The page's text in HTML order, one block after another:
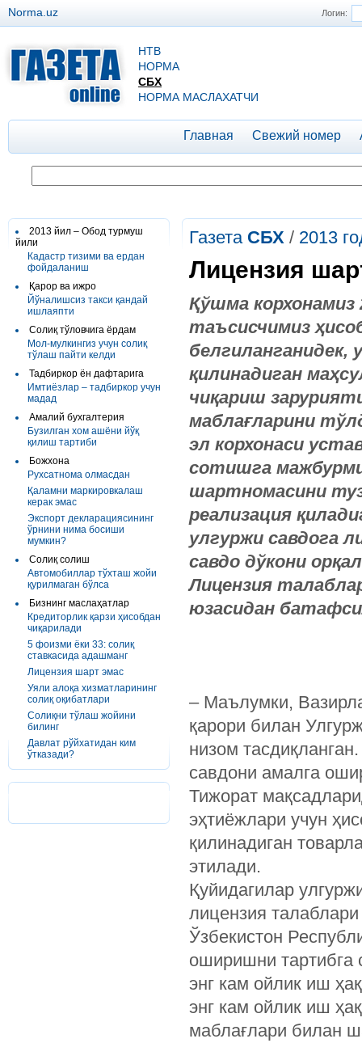
Логин:
Norma.uz
НТВ
НОРМА
СБХ
НОРМА МАСЛАХАТЧИ
Главная Свежий номер
2013 йил – Обод турмуш
йили
Кадастр тизими ва ердан
фойдаланиш
Қарор ва ижро
Йўналишсиз такси қандай
ишлаяпти
Солиқ тўловчига ёрдам
Мол-мулкингиз учун солиқ
тўлаш пайти келди
Тадбиркор ён дафтарига
Имтиёзлар – тадбиркор учун
мадад
Амалий бухгалтерия
Бузилган хом ашёни йўқ
қилиш тартиби
Божхона
Рухсатнома олмасдан
Қаламни маркировкалаш
керак эмас
Экспорт декларациясининг
ўрнини нима босиши
мумкин?
Солиқ солиш
Автомобиллар тўхташ жойи
қурилмаган бўлса
Бизнинг маслаҳатлар
Кредиторлик қарзи ҳисобдан
чиқарилади
5 фоизми ёки 33: солиқ
ставкасида адашманг
Лицензия шарт эмас
Уяли алоқа хизматларининг
солиқ оқибатлари
Солиқни тўлаш жойини
билинг
Давлат рўйхатидан ким
ўтказади?
Газета СБХ / 2013
Лицензия
Қўшма
таъсисчимиз
қилинадиган
чиқариш
маблағларини
эл корхонаси
сотишга
шартномасини
реализация
улгуржи савдога
савдо дўкони
Лицензия
юзасидан
– Маълумки,
қарори билан
низом
савдони амалга
Тижорат
эҳтиёжлари учун
қилинадиган
этилади.
Қуйидагилар
лицензия
Ўзбекистон
оширишни тартибга
энг кам ойлик иш
энг кам ойлик иш
маблағлари билан